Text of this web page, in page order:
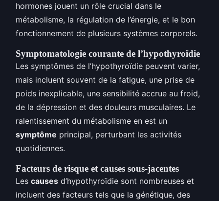
hormones jouent un rôle crucial dans le
métabolisme, la régulation de l’énergie, et le bon
fonctionnement de plusieurs systèmes corporels.
Symptomatologie courante de l’hypothyroïdie
Les symptômes de l’hypothyroïdie peuvent varier,
mais incluent souvent de la fatigue, une prise de
poids inexplicable, une sensibilité accrue au froid,
de la dépression et des douleurs musculaires. Le
ralentissement du métabolisme en est un
symptôme principal, perturbant les activités
quotidiennes.
Facteurs de risque et causes sous-jacentes
Les causes d’hypothyroïdie sont nombreuses et
incluent des facteurs tels que la génétique, des